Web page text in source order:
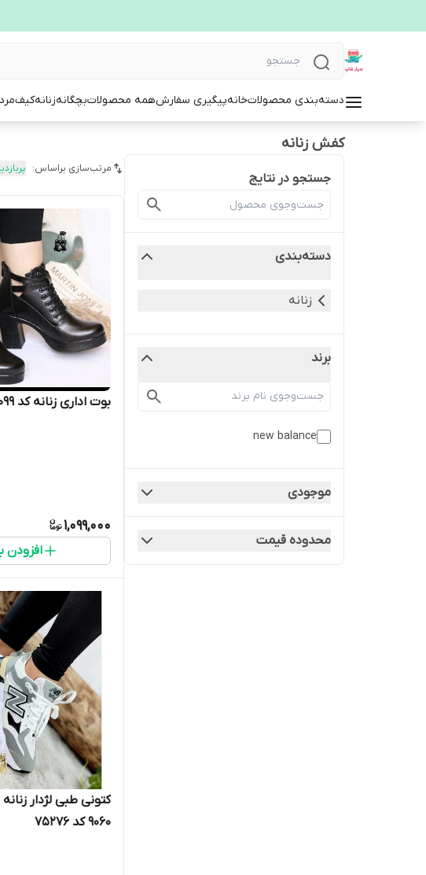
دسته‌بندی محصولاتخانهپیگیری سفارشهمه محصولاتبچگانهزنانهکیف
کفش زنانه
جستجو در نتایج
دسته‌بندی
زنانه
برند
new balance
موجودی
محدوده قیمت
مرتب‌سازی براساس:
بوت اداری زنانه کد 4099
1,099,000
افزودن
کتونی طبی لژدار
9060 کد 75276